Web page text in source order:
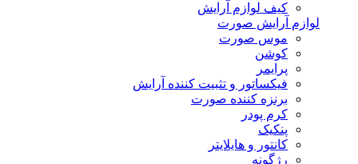
کیف لوازم آرایش
لوازم آرایش صورت
موس صورت
کوشن
پرایمر
فیکساتور و تثبیت کننده آرایش
برنزه کننده صورت
کرم پودر
پنکیک
کانتور و هایلایتر
رژگونه